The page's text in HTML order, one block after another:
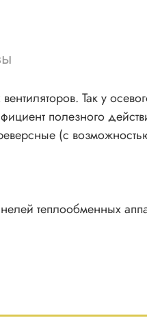
Так у
полезного
(с
теплообменных